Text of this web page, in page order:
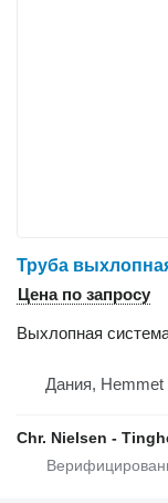
Цена по запросу
Выхлопная
Дания, Hemmet
Chr. Nielsen -